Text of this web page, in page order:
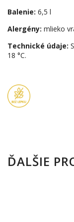
Balenie: 6,5 l
Alergény: mlieko
Technické údaje:
18 °C.
ĎALŠIE